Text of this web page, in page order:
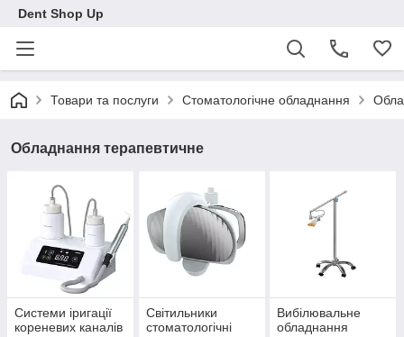
Dent Shop Up
Товари та послуги Стоматологічне обладнання
Обладнання терапевтичне
Системи іригації
кореневих каналів
Світильники
стоматологічні
Вибілювальне
обладнання